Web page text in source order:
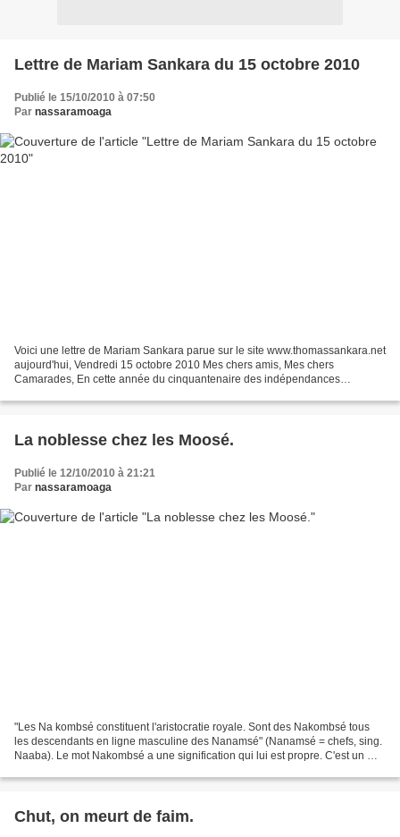
Lettre de Mariam Sankara du 15 octobre 2010
Publié le 15/10/2010 à 07:50
Par nassaramoaga
Voici une lettre de Mariam Sankara parue sur le site www.thomassankara.net
aujourd'hui, Vendredi 15 octobre 2010 Mes chers amis, Mes chers
Camarades, En cette année du cinquantenaire des indépendances
La noblesse chez les Moosé.
Publié le 12/10/2010 à 21:21
Par nassaramoaga
"Les Na kombsé constituent l'aristocratie royale. Sont des Nakombsé tous
les descendants en ligne masculine des Nanamsé" (Nanamsé = chefs, sing.
Naaba). Le mot Nakombsé a une signification qui lui est propre. C'est un mot
Chut, on meurt de faim.